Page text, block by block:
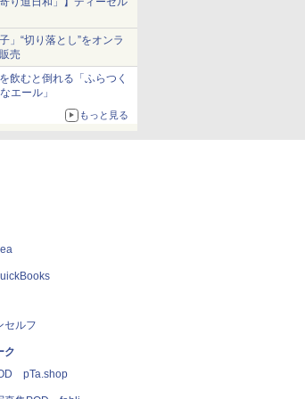
」“切り落とし”をオンラ
売
飲むと倒れる「ふらつく
エール」
もっと見る
セルフ
ク
pTa.shop